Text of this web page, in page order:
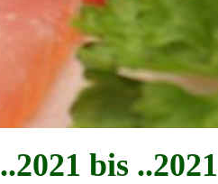
..2021 bis ..2021